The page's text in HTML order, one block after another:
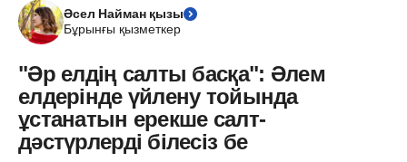
Әсел Найман қызы
Бұрынғы қызметкер
"Әр елдің салты басқа": Әлем
елдерінде үйлену тойында
ұстанатын ерекше салт-
дәстүрлерді білесіз бе